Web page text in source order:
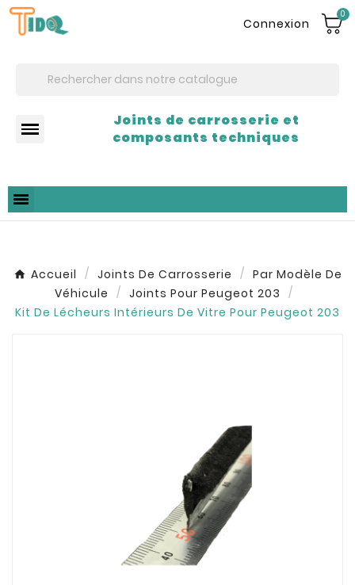
Connexion
0
Joints de carrosserie et
composants techniques
Accueil Joints De Carrosserie
Par Modèle De
Véhicule
Joints Pour Peugeot 203
Kit De Lécheurs Intérieurs De Vitre Pour Peugeot 203